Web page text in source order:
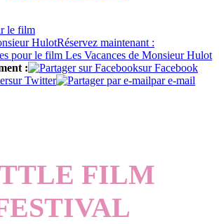
le film
HulotRéservez maintenant :
:
sur Facebook
sur Twitter
par e-mail
FILM